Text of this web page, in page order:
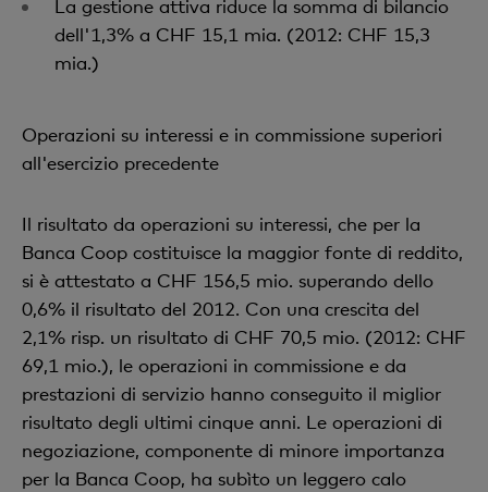
La gestione attiva riduce la somma di bilancio
dell'1,3% a CHF 15,1 mia. (2012: CHF 15,3
mia.)
Operazioni su interessi e in commissione superiori
all'esercizio precedente
Il risultato da operazioni su interessi, che per la
Banca Coop costituisce la maggior fonte di reddito,
si è attestato a CHF 156,5 mio. superando dello
0,6% il risultato del 2012. Con una crescita del
2,1% risp. un risultato di CHF 70,5 mio. (2012: CHF
69,1 mio.), le operazioni in commissione e da
prestazioni di servizio hanno conseguito il miglior
risultato degli ultimi cinque anni. Le operazioni di
negoziazione, componente di minore importanza
per la Banca Coop, ha subìto un leggero calo